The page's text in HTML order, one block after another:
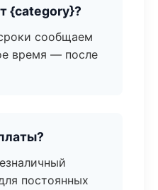
{category}?
сообщаем
время — после
постоянных